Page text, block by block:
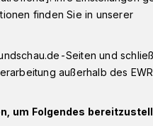
Im
wie
des
Noch bis
finden Sie in unserer
Seiten und
außerhalb des
um Folgendes